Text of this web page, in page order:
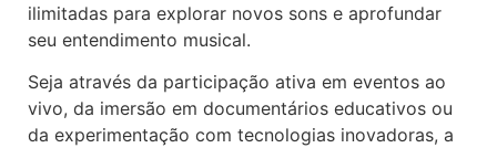
ilimitadas para explorar novos sons e aprofundar
seu entendimento musical.
Seja através da participação ativa em eventos ao
vivo, da imersão em documentários educativos ou
da experimentação com tecnologias inovadoras, a